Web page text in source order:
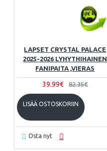
LAPSET CRYSTAL PALACE
2025-2026 LYHYTHIHAINEN
FANIPAITA ,VIERAS
39.99€ 82.35€
LISÄÄ OSTOSKORIIN
Osta nyt